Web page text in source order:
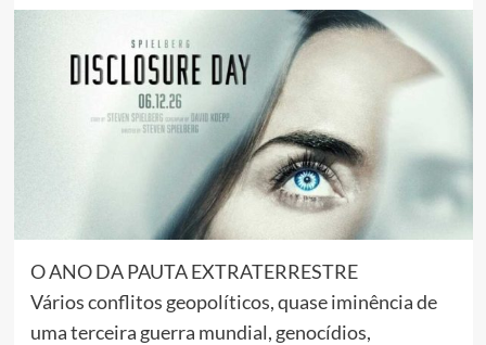
O ANO DA PAUTA EXTRATERRESTRE
Vários conflitos geopolíticos, quase iminência de
uma terceira guerra mundial, genocídios,